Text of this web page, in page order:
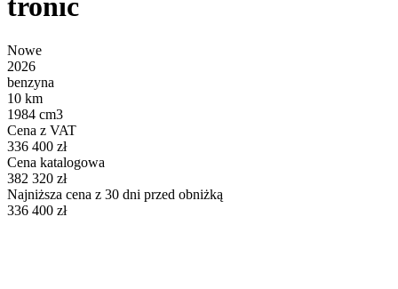
tronic
Nowe
2026
benzyna
10 km
1984 cm3
Cena z VAT
336 400 zł
Cena katalogowa
382 320 zł
Najniższa cena z 30 dni przed obniżką
336 400 zł